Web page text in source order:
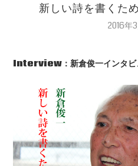
新しい詩を書くた
2016年
Interview ：新倉俊一インタ